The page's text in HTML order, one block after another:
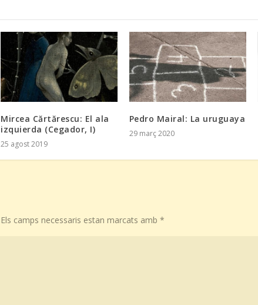
Mircea Cărtărescu: El ala
izquierda (Cegador, I)
25 agost 2019
Pedro Mairal: La uruguaya
29 març 2020
Els camps necessaris estan marcats amb*